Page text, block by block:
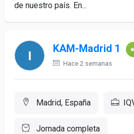
de nuestro país. En...
KAM-Madrid 1
Hace 2 semanas
Madrid, España
Jornada completa